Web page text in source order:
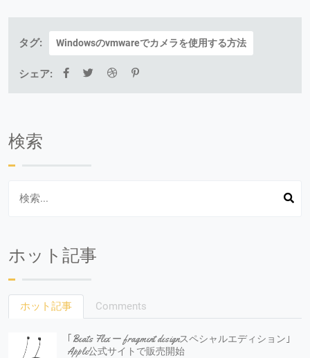
タグ: Windowsのvmwareでカメラを使用する方法
シェア:
検索
ホット記事
ホット記事 Comments
｢Beats Flex ー fragment designスペシャルエディション｣
Apple公式サイトで販売開始